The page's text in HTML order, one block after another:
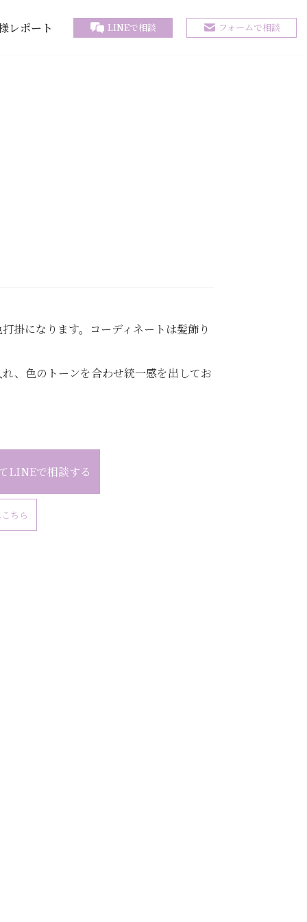
レポート LINEで相談 フォームで相談
掛になります。コーディネートは髪飾り
、色のトーンを合わせ統一感を出してお
LINEで相談する
ちら